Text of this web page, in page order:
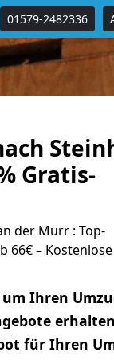
01579-2482336
Gratis-
der Murr : Top-
66€ – Kostenlose
Ihren
für Ihren